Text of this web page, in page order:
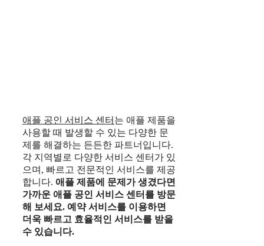
애플 공인 서비스 센터 는 애플 제품을
사용할 때 발생할 수 있는 다양한 문
제를 해결하는 든든한 파트너입니다.
각 지역별로 다양한 서비스 센터가 있
으며, 빠르고 전문적인 서비스를 제공
합니다. 애플 제품에 문제가 생겼다면
가까운 애플 공인 서비스 센터 를 방문
해 보세요. 예약 서비스를 이용하면
더욱 빠르고 효율적인 서비스를 받을
수 있습니다.